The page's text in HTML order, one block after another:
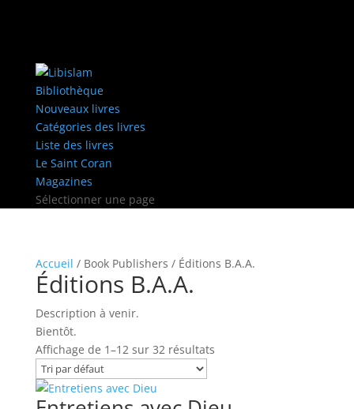
Bibliothèque
Nouveaux livres
Catégories des livres
Liste des livres
Le Saint Coran
Magazines
Sélectionner une page
Accueil / Book Publishers / Éditions B.A.A.
Éditions B.A.A.
Description à venir.
Bientôt.
Affichage de 1–12 sur 32 résultats